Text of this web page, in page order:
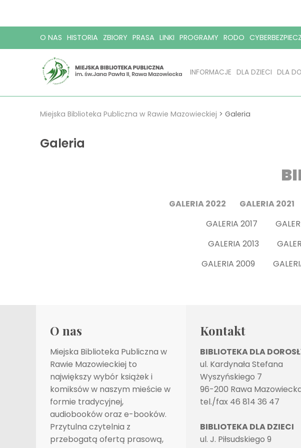
O NAS HISTORIA ZBIORY PRASA LINKI PROGRAMY RODO
INFORMACJE DLA DZIECI DLA
Miejska Biblioteka Publiczna w Rawie Mazowieckiej > Galeria
Galeria
GALERIA 2022 GALERIA 2021
GALERIA 2017
GALERIA 2013
GALERIA 2009
O nas
Miejska Biblioteka Publiczna w
Rawie Mazowieckiej to
największy wybór książek i
komiksów w naszym mieście w
formie tradycyjnej,
audiobooków oraz e-booków.
Przytulna czytelnia z
przebogatą ofertą prasową,
Kontakt
BIBLIOTEKA DLA
ul. Kardynała Stefana
Wyszyńskiego 7
96-200 Rawa
tel./fax 46 814 36 47
BIBLIOTEKA DLA DZIECI
ul. J. Piłsudskiego 9